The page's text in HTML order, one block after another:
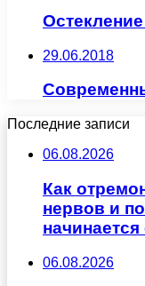
29.06.2018
Последние записи
06.08.2026
Как
нервов и
06.08.2026